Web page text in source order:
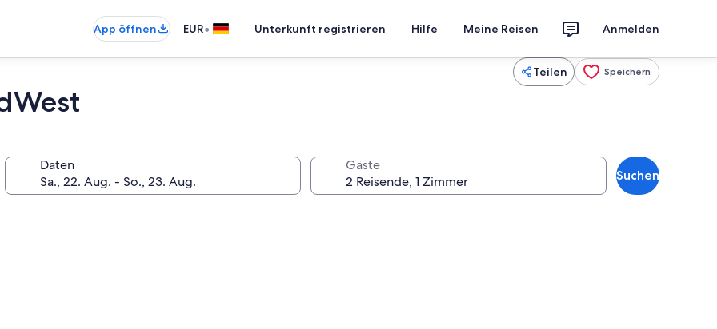
App öffnen EUR• Unterkunft registrieren Hilfe Meine Reisen Anmelden
Teilen Speichern
Daten Gäste
Suchen